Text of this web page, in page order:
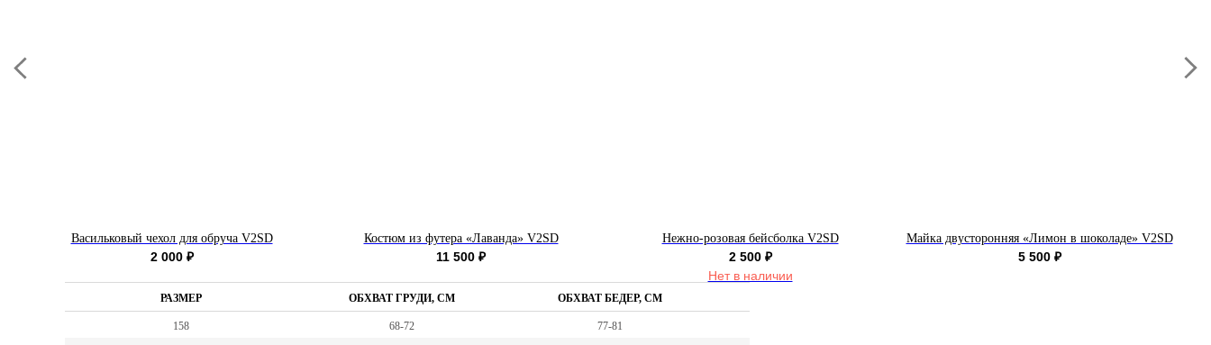
Васильковый чехол для обруча V2SD
2 000 ₽
Костюм из футера «Лаванда» V2SD
11 500 ₽
Нежно-розовая бейсболка V2SD
2 500 ₽
Нет в наличии
Майка двусторонняя «Лимон в шоколаде» V2SD
5 500 ₽
РАЗМЕР ОБХВАТ ГРУДИ, СМ ОБХВАТ БЕДЕР, СМ
158 68-72 77-81